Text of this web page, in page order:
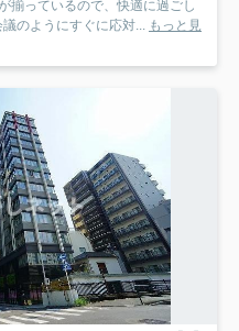
揃っているので、快適に過ごし
のようにすぐに応対... もっと見